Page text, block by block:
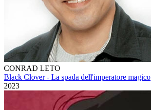
CONRAD LETO
Black Clover - La spada dell'imperatore magico
2023